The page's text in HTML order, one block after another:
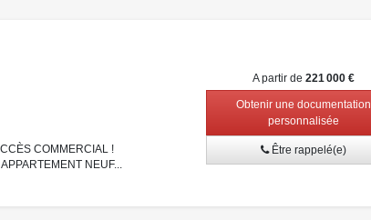
COMMERCIAL !
NEUF...
A partir de221 000 €
Obtenir une documentation
personnalisée
Être rappelé(e)